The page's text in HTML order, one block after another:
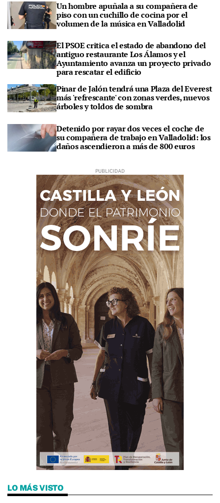
Un hombre apuñala a su compañera de
piso con un cuchillo de cocina por el
volumen de la música en Valladolid
El PSOE critica el estado de abandono del
antiguo restaurante Los Álamos y el
Ayuntamiento avanza un proyecto privado
para rescatar el edificio
Pinar de Jalón tendrá una Plaza del Everest
más 'refrescante' con zonas verdes, nuevos
árboles y toldos de sombra
Detenido por rayar dos veces el coche de
su compañera de trabajo en Valladolid: los
daños ascendieron a más de 800 euros
LO MÁS VISTO